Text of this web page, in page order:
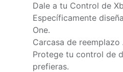
Dale a tu Control de
Específicamente
One.
Carcasa de
Protege tu control de
prefieras.